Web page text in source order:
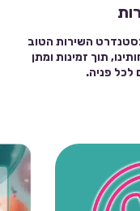
השירות הטוב
תוך זמינות ומתן
לכל פניה.